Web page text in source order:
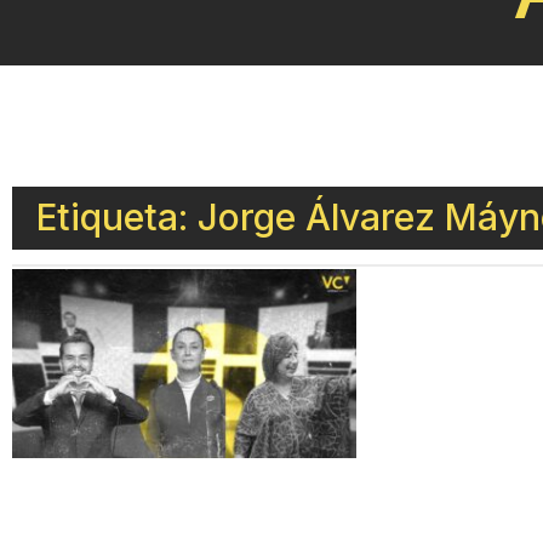
Etiqueta: Jorge Álvarez